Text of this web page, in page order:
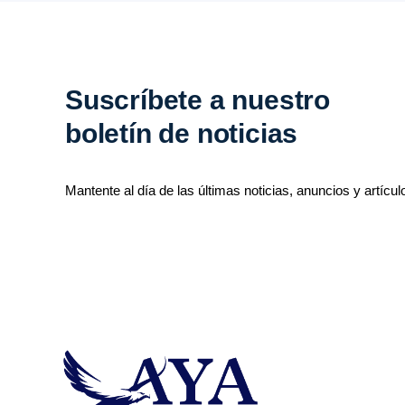
Suscríbete a nuestro
boletín de noticias
Mantente al día de las últimas noticias, anuncios y